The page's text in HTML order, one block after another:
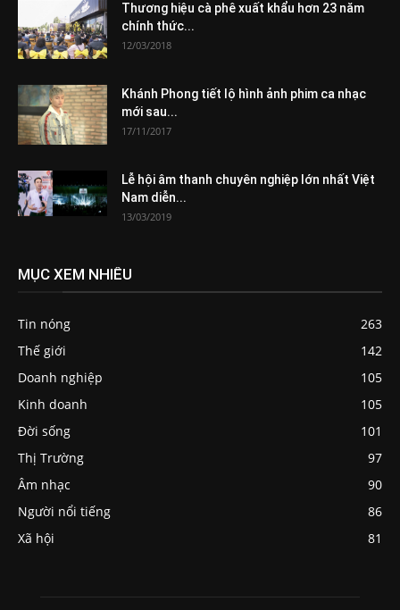
Thương hiệu cà phê xuất khẩu hơn 23 năm
chính thức...
12/03/2018
Khánh Phong tiết lộ hình ảnh phim ca nhạc
mới sau...
17/11/2017
Lễ hội âm thanh chuyên nghiệp lớn nhất Việt
Nam diễn...
13/03/2019
MỤC XEM NHIỀU
Tin nóng
263
Thế giới
142
Doanh nghiệp
105
Kinh doanh
105
Đời sống
101
Thị Trường
97
Âm nhạc
90
Người nổi tiếng
86
Xã hội
81